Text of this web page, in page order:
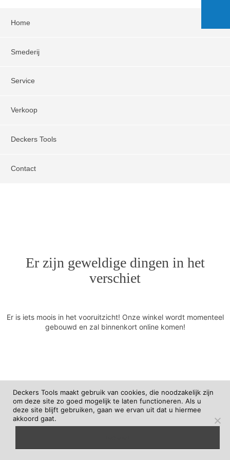
Home
Smederij
Service
Verkoop
Deckers Tools
Contact
Er zijn geweldige dingen in het
verschiet
Er is iets moois in het vooruitzicht! Onze winkel wordt momenteel
gebouwd en zal binnenkort online komen!
Deckers Tools maakt gebruik van cookies, die noodzakelijk zijn
om deze site zo goed mogelijk te laten functioneren. Als u
deze site blijft gebruiken, gaan we ervan uit dat u hiermee
akkoord gaat.